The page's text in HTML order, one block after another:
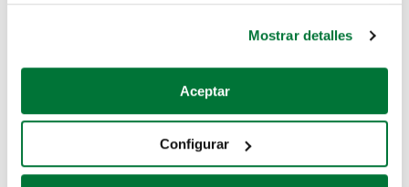
Si lo permite, también quisiéramos:
Recopilar información sobre su ubicación geográfica
Identificar su dispositivo analizándolo activamente
para buscar características específicas (huellas
Mostrar detalles
Aceptar
Configurar
Coches de segunda mano
Coches de km0